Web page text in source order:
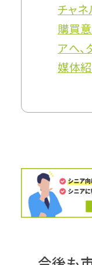
チャ
購買
アへ、
媒体